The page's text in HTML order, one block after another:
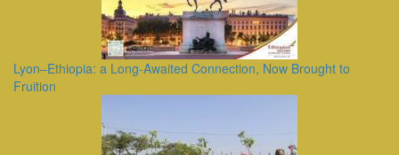
Lyon–Ethiopia: a Long-Awaited Connection, Now Brought to
Fruition